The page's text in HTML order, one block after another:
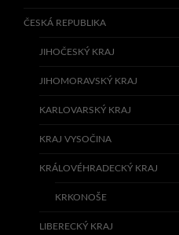
ČESKÁ REPUBLIKA
JIHOČESKÝ KRAJ
JIHOMORAVSKÝ KRAJ
KARLOVARSKÝ KRAJ
KRAJ VYSOČINA
KRÁLOVÉHRADECKÝ KRAJ
KRKONOŠE
LIBERECKÝ KRAJ